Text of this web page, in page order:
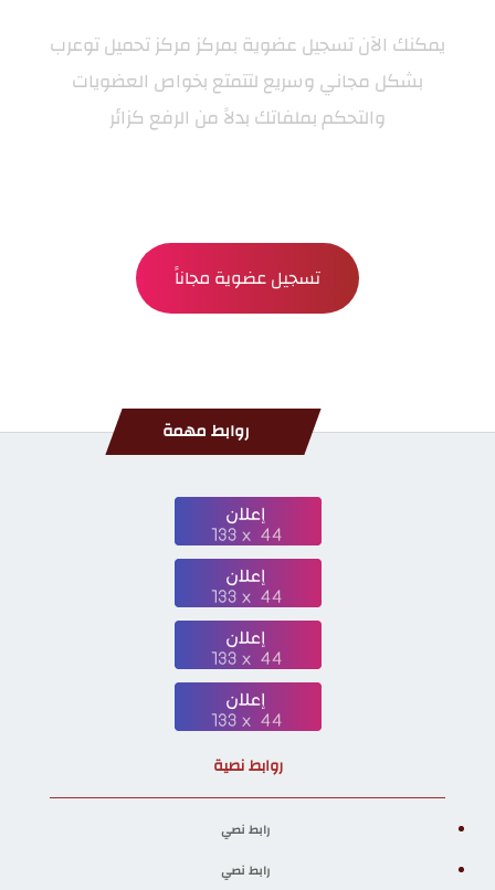
يمكنك الآن تسجيل عضوية بمركزمركز تحميل توعرب
بشكل مجاني وسريع لتتمتع بخواص العضويات
والتحكم بملفاتك بدلاً من الرفع كزائر
تسجيل عضوية مجاناً
روابط مهمة
روابط نصية
رابط نصي
رابط نصي